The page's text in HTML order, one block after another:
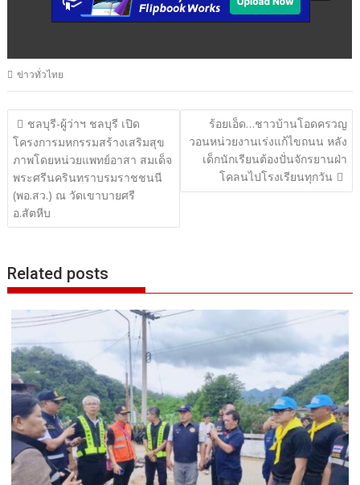
ข่าวทั่วไทย
แนะแนว
เรื่อง
ชลบุรี-ผู้ว่าฯ ชลบุรี เปิด
โครงการมหกรรมสร้างเสริมสุข
ภาพโดยหน่วยแพทย์อาสา สมเด็จ
พระศรีนครินทราบรมราชชนนี
(พอ.สว.) ณ วัดเขาบายศรี
อ.สัตหีบ
ร้อยเอ็ด…ชาวบ้านโอดครวญ
วอนหน่วยงานเร่งแก้ไขถนน หลัง
เด็กนักเรียนต้องปั่นจักรยานฝ่า
โคลนไปโรงเรียนทุกวัน
Related posts